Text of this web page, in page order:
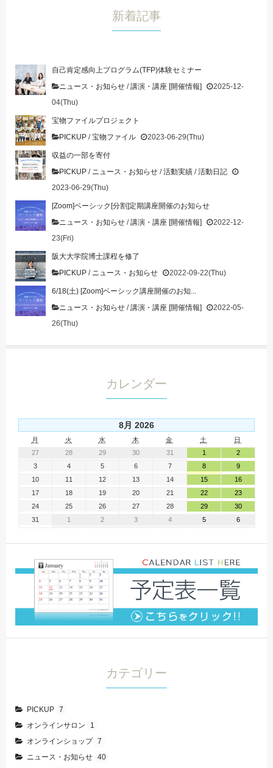
新着記事
自己肯定感向上プログラム(TFP)体験セミナー
ニュース・お知らせ /講演・講座 [開催情報]
2025-12-
04(Thu)
宝物ファイルプロジェクト
PICKUP /宝物ファイル 2023-06-29(Thu)
収益の一部を寄付
PICKUP / ニュース・お知らせ /活動実績 /活動日記
2023-06-29(Thu)
[Zoom]ベーシック[分割]定期講座開催のお知らせ
ニュース・お知らせ /講演・講座 [開催情報]
2022-12-
23(Fri)
阪大大学院博士課程を修了
PICKUP / ニュース・お知らせ 2022-09-22(Thu)
6/18(土) [Zoom]ベーシック講座開催のお知...
ニュース・お知らせ /講演・講座 [開催情報]
2022-05-
26(Thu)
カレンダー
8月 2026
月 火 水 木 金 土
日
27
28 29 30 31 1
2
3
4 5 6 7 8
9
10
11 12 13 14 15
16
17
18 19 20 21 22
23
24
25 26 27 28 29
30
31
1 2 3 4 5 6
カテゴリー
PICKUP 7
オンラインサロン
1
オンラインショップ 7
ニュース・お知らせ 40